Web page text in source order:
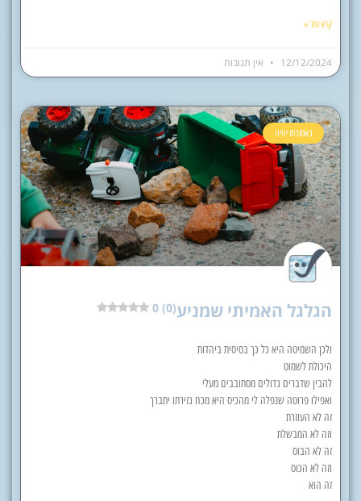
קרא עוד »
12/12/2024 אין תגובות
באמונתו יחיה
הגלגל האמיתי שמניע0 (0)
ולכן השמיטה היא כל כך בסיסית ביהדות
היכולת לשמוט
להבין שדברים גדולים מסתובבים מעלי
ואפילו פרוטה שנפלה לי מהכיס היא מכח גזירתו יתברך
זה לא העוזרת
וזה לא המבשלת
זה לא הבוס
וזה לא הכוס
זה הוא